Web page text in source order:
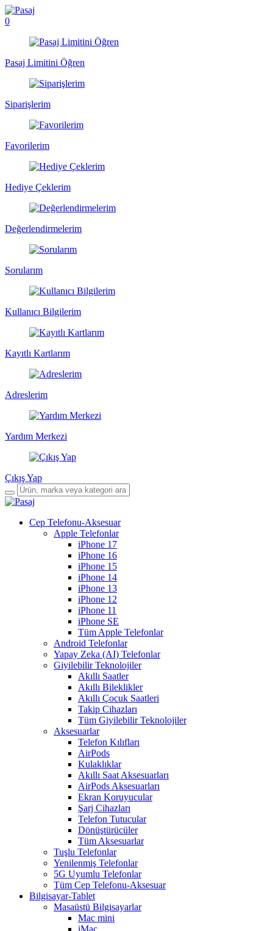
0
Pasaj Limitini Öğren
Siparişlerim
Favorilerim
Hediye Çeklerim
Değerlendirmelerim
Sorularım
Kullanıcı Bilgilerim
Kayıtlı Kartlarım
Adreslerim
Yardım Merkezi
Çıkış Yap
Cep Telefonu-Aksesuar
Apple Telefonlar
iPhone 17
iPhone 16
iPhone 15
iPhone 14
iPhone 13
iPhone 12
iPhone 11
iPhone SE
Tüm Apple Telefonlar
Android Telefonlar
Yapay Zeka (AI) Telefonlar
Giyilebilir Teknolojiler
Akıllı Saatler
Akıllı Bileklikler
Akıllı Çocuk Saatleri
Takip Cihazları
Tüm Giyilebilir Teknolojiler
Aksesuarlar
Telefon Kılıfları
AirPods
Kulaklıklar
Akıllı Saat Aksesuarları
AirPods Aksesuarları
Ekran Koruyucular
Şarj Cihazları
Telefon Tutucular
Dönüştürücüler
Tüm Aksesuarlar
Tuşlu Telefonlar
Yenilenmiş Telefonlar
5G Uyumlu Telefonlar
Tüm Cep Telefonu-Aksesuar
Bilgisayar-Tablet
Masaüstü Bilgisayarlar
Mac mini
iMac